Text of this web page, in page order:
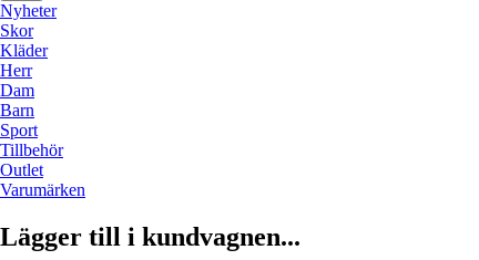
Nyheter
Skor
Kläder
Herr
Dam
Barn
Sport
Tillbehör
Outlet
Varumärken
Lägger till i kundvagnen...